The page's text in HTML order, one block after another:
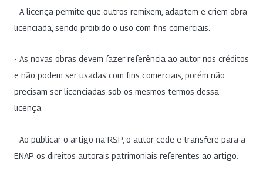
- A licença permite que outros remixem, adaptem e criem obra
licenciada, sendo proibido o uso com fins comerciais.
- As novas obras devem fazer referência ao autor nos créditos
e não podem ser usadas com fins comerciais, porém não
precisam ser licenciadas sob os mesmos termos dessa
licença.
- Ao publicar o artigo na RSP, o autor cede e transfere para a
ENAP os direitos autorais patrimoniais referentes ao artigo.